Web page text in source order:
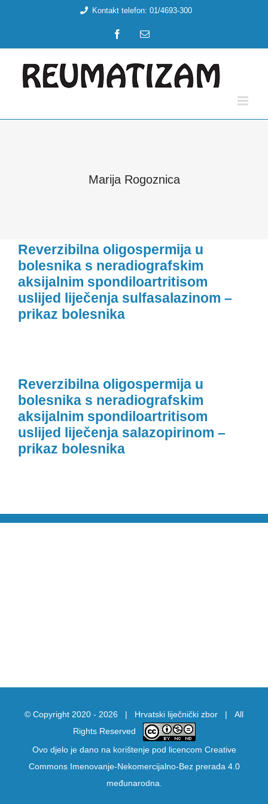
Kontakt telefon: 01/4693-300
FacebookEmail:
Marija Rogoznica
Reverzibilna oligospermija u
bolesnika s neradiografskim
aksijalnim spondiloartritisom
uslijed liječenja sulfasalazinom –
prikaz bolesnika
Reverzibilna oligospermija u
bolesnika s neradiografskim
aksijalnim spondiloartritisom
uslijed liječenja salazopirinom –
prikaz bolesnika
© Copyright 2020 - 2026 | Hrvatski liječnički zbor | All
Rights Reserved
Ovo djelo je dano na korištenje pod licencom Creative
Commons Imenovanje-Nekomercijalno-Bez prerada 4.0
međunarodna